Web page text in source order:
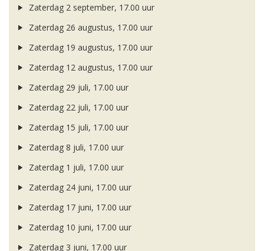
Zaterdag 2 september, 17.00 uur
Zaterdag 26 augustus, 17.00 uur
Zaterdag 19 augustus, 17.00 uur
Zaterdag 12 augustus, 17.00 uur
Zaterdag 29 juli, 17.00 uur
Zaterdag 22 juli, 17.00 uur
Zaterdag 15 juli, 17.00 uur
Zaterdag 8 juli, 17.00 uur
Zaterdag 1 juli, 17.00 uur
Zaterdag 24 juni, 17.00 uur
Zaterdag 17 juni, 17.00 uur
Zaterdag 10 juni, 17.00 uur
Zaterdag 3 juni, 17.00 uur